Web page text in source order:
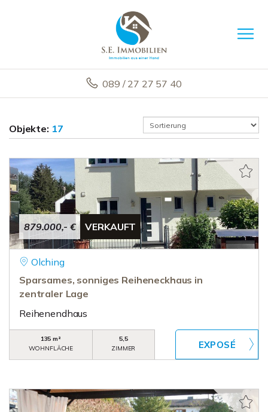
089 / 27 27 57 40
Objekte: 17
879.000,- € VERKAUFT
Olching
Sparsames, sonniges Reiheneckhaus in
zentraler Lage
Reihenendhaus
135 m²
WOHNFLÄCHE
5,5
ZIMMER